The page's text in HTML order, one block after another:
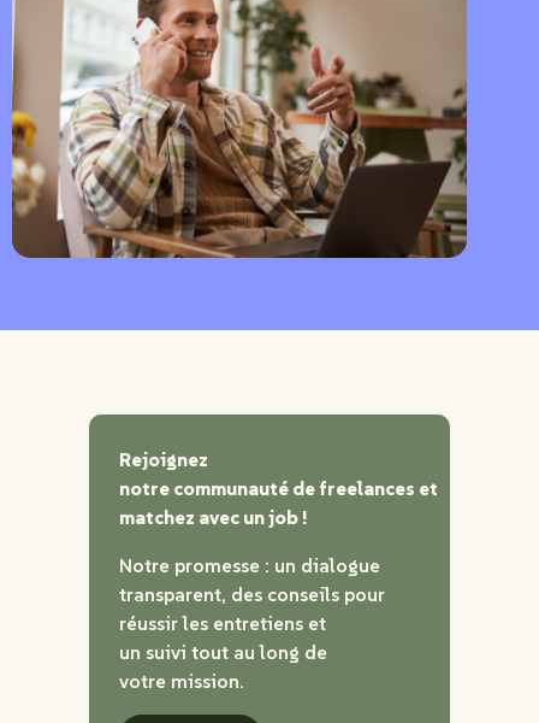
Rejoignez
notre communauté de freelances et
matchez avec un job !
Notre promesse : un dialogue
transparent, des conseils pour
réussir les entretiens et
un suivi tout au long de
votre mission.